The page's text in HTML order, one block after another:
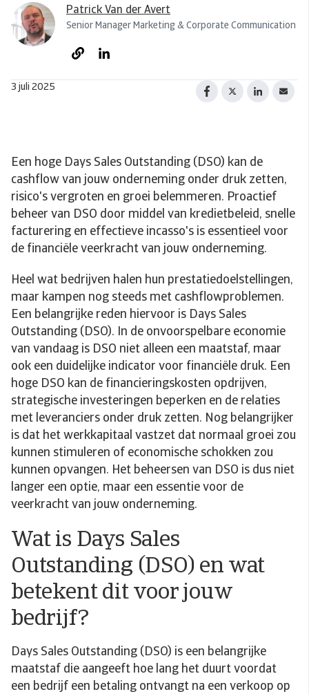
Patrick Van der Avert
Senior Manager Marketing & Corporate Communication
3 juli 2025
Een hoge Days Sales Outstanding (DSO) kan de
cashflow van jouw onderneming onder druk zetten,
risico's vergroten en groei belemmeren. Proactief
beheer van DSO door middel van kredietbeleid, snelle
facturering en effectieve incasso's is essentieel voor
de financiële veerkracht van jouw onderneming.
Heel wat bedrijven halen hun prestatiedoelstellingen,
maar kampen nog steeds met cashflowproblemen.
Een belangrijke reden hiervoor is Days Sales
Outstanding (DSO). In de onvoorspelbare economie
van vandaag is DSO niet alleen een maatstaf, maar
ook een duidelijke indicator voor financiële druk. Een
hoge DSO kan de financieringskosten opdrijven,
strategische investeringen beperken en de relaties
met leveranciers onder druk zetten. Nog belangrijker
is dat het werkkapitaal vastzet dat normaal groei zou
kunnen stimuleren of economische schokken zou
kunnen opvangen. Het beheersen van DSO is dus niet
langer een optie, maar een essentie voor de
veerkracht van jouw onderneming.
Wat is Days Sales
Outstanding (DSO) en wat
betekent dit voor jouw
bedrijf?
Days Sales Outstanding (DSO) is een belangrijke
maatstaf die aangeeft hoe lang het duurt voordat
een bedrijf een betaling ontvangt na een verkoop op